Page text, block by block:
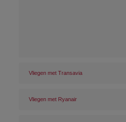
Vliegen met Transavia
Vliegen met Ryanair